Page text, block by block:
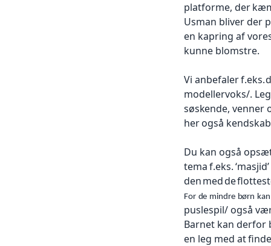
platforme, der
Usman bliver der
en kapring af
kunne blomstre.
Vi anbefalerf.eks.
modellervoks/.
søskende, venner
herogså
Du kan også
temaf.eks.
denmedde
For de mindre børn kan
puslespil/ også
Barnet kan derfor
en leg med at